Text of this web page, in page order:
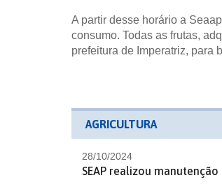
A partir desse horário a
consumo. Todas as frutas,
prefeitura de Imperatriz, para
AGRICULTURA
28/10/2024
SEAP realizou